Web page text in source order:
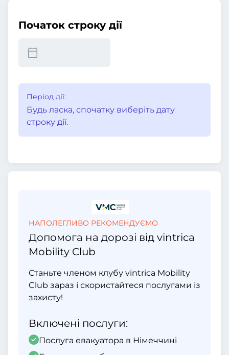
Початок строку дії
Період дії:
Будь ласка, спочатку виберіть дату
строку дії.
НАПОЛЕГЛИВО РЕКОМЕНДУЄМО
Допомога на дорозі від vintrica
Mobility Club
Станьте членом клубу vintrica Mobility
Club зараз і скористайтеся послугами із
захисту!
Включені послуги:
Послуга евакуатора в Німеччині